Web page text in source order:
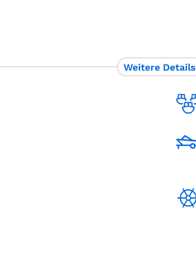
Weitere Details